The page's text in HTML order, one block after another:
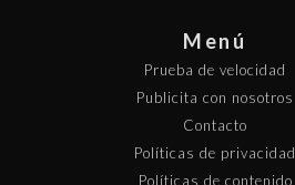
Menú
Prueba de velocidad
Publicita con nosotros
Contacto
Políticas de privacidad
Políticas de contenido